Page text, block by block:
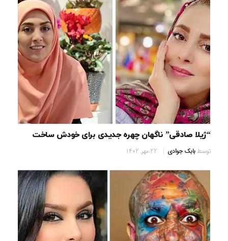
“ژیلا صادقی” ناگهان چهره جدیدی برای خودش ساخت
توسطبابک جوادی 22 مهر, 1402